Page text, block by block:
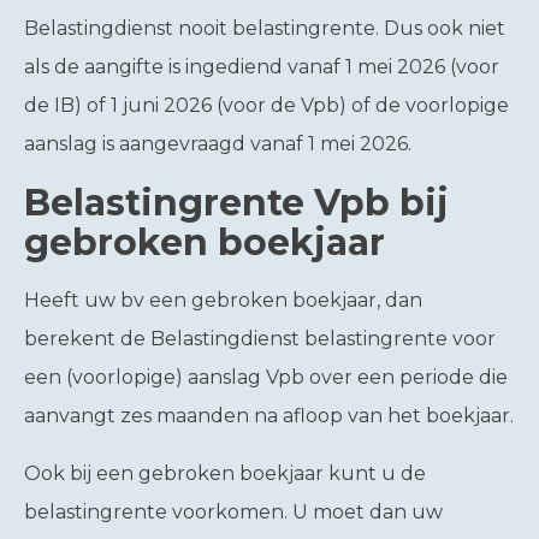
Belastingdienst nooit belastingrente. Dus ook niet
als de aangifte is ingediend vanaf 1 mei 2026 (voor
de IB) of 1 juni 2026 (voor de Vpb) of de voorlopige
aanslag is aangevraagd vanaf 1 mei 2026.
Belastingrente Vpb bij
gebroken boekjaar
Heeft uw bv een gebroken boekjaar, dan
berekent de Belastingdienst belastingrente voor
een (voorlopige) aanslag Vpb over een periode die
aanvangt zes maanden na afloop van het boekjaar.
Ook bij een gebroken boekjaar kunt u de
belastingrente voorkomen. U moet dan uw